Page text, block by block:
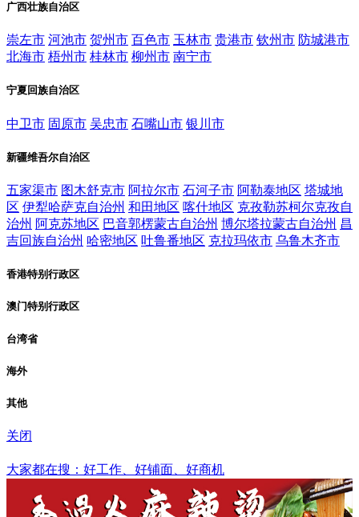
广西壮族自治区
崇左市 河池市 贺州市 百色市 玉林市 贵港市 钦州市 防城港市
北海市 梧州市 桂林市 柳州市 南宁市
宁夏回族自治区
中卫市 固原市 吴忠市 石嘴山市 银川市
新疆维吾尔自治区
五家渠市 图木舒克市 阿拉尔市 石河子市 阿勒泰地区 塔城地
区 伊犁哈萨克自治州 和田地区 喀什地区 克孜勒苏柯尔克孜自
治州 阿克苏地区 巴音郭楞蒙古自治州 博尔塔拉蒙古自治州 昌
吉回族自治州 哈密地区 吐鲁番地区 克拉玛依市 乌鲁木齐市
香港特别行政区
澳门特别行政区
台湾省
海外
其他
关闭
大家都在搜：好工作、好铺面、好商机